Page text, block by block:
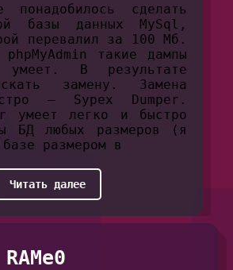
понадобилось сделать
базы данных MySql,
перевалил за 100 Мб.
такие дампы
В результате
замену. Замена
— Sypex Dumper.
умеет легко и быстро
БД любых размеров (я
размером в
Читать далее
RAMe0